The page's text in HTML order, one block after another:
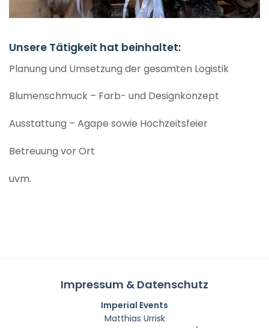
Unsere Tätigkeit hat beinhaltet:
Planung und Umsetzung der gesamten Logistik
Blumenschmuck – Farb- und Designkonzept
Ausstattung – Agape sowie Hochzeitsfeier
Betreuung vor Ort
uvm.
Impressum & Datenschutz
Imperial Events
Matthias Urrisk